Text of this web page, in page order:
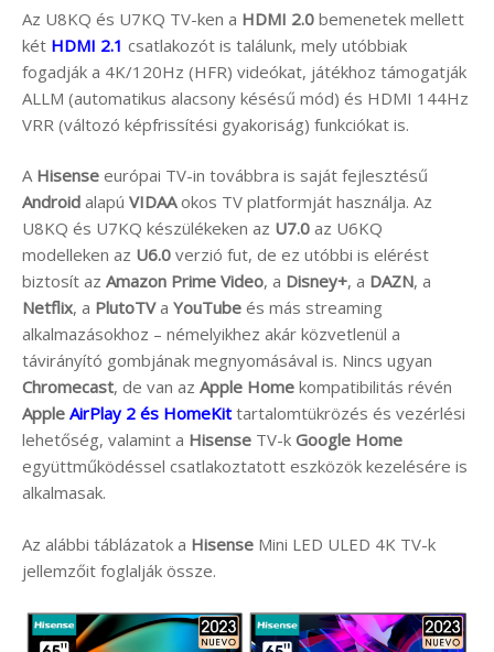
Az U8KQ és U7KQ TV-ken a HDMI 2.0 bemenetek mellett
két HDMI 2.1 csatlakozót is találunk, mely utóbbiak
fogadják a 4K/120Hz (HFR) videókat, játékhoz támogatják
ALLM (automatikus alacsony késésű mód) és HDMI 144Hz
VRR (változó képfrissítési gyakoriság) funkciókat is.
A Hisense európai TV-in továbbra is saját fejlesztésű
Android alapú VIDAAokos TV platformját használja. Az
U8KQ és U7KQ készülékeken az U7.0 az U6KQ
modelleken az U6.0 verzió fut, de ez utóbbi is elérést
biztosít az Amazon Prime Video, a Disney+, a DAZN, a
Netflix, a PlutoTVa YouTube és más streaming
alkalmazásokhoz – némelyikhez akár közvetlenül a
távirányító gombjának megnyomásával is. Nincs ugyan
Chromecast, de van az Apple Home kompatibilitás révén
Apple AirPlay 2 és HomeKit tartalomtükrözés és vezérlési
lehetőség, valamint a Hisense TV-k Google Home
együttműködéssel csatlakoztatott eszközök kezelésére is
alkalmasak.
Az alábbi táblázatok a Hisense Mini LED ULED 4K TV-k
jellemzőit foglalják össze.